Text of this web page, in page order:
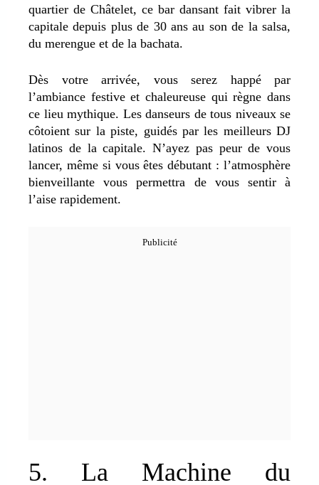
quartier de Châtelet, ce bar dansant fait vibrer la
capitale depuis plus de 30 ans au son de la salsa,
du merengue et de la bachata.
Dès votre arrivée, vous serez happé par
l’ambiance festive et chaleureuse qui règne dans
ce lieu mythique. Les danseurs de tous niveaux se
côtoient sur la piste, guidés par les meilleurs DJ
latinos de la capitale. N’ayez pas peur de vous
lancer, même si vous êtes débutant : l’atmosphère
bienveillante vous permettra de vous sentir à
l’aise rapidement.
5. La Machine du